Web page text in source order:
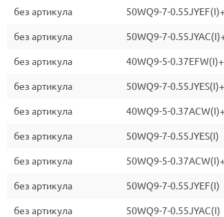
без артикула 50WQ9-7-
без артикула 50WQ9-7-
без артикула 40WQ9-5-
без артикула 50WQ9-7-
без артикула 40WQ9-5-
без артикула 50WQ9-7-0.55JYES(I)
без артикула 50WQ9-5-
без артикула 50WQ9-7-0.55JYEF(I)
без артикула 50WQ9-7-0.55JYAC(I)